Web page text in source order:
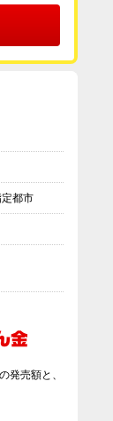
都市
発売額と、